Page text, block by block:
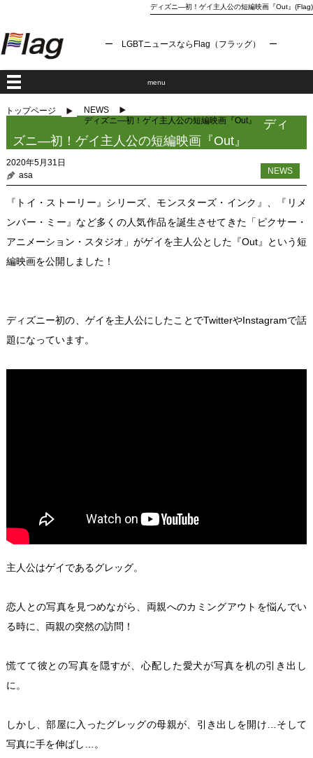
ディズニ―初！ゲイ主人公の短編映画『Out』(Flag)
ー LGBTニュースならFlag（フラッグ） ー
menu
トップページ
NEWS
ディズニ―初！ゲイ主人公の短編映画『Out』
ディ
ズニ―初！ゲイ主人公の短編映画『Out』
NEWS
2020年5月31日
asa
『トイ・ストーリー』シリーズ、モンスターズ・インク』、『リメ
ンバー・ミー』など多くの人気作品を誕生させてきた「ピクサー・
アニメーション・スタジオ」がゲイを主人公とした『Out』という短
編映画を公開しました！
ディズニー初の、ゲイを主人公にしたことでTwitterやInstagramで話
題になっています。
主人公はゲイであるグレッグ。
恋人との写真を見つめながら、両親へのカミングアウトを悩んでい
る時に、両親の突然の訪問！
慌てて彼との写真を隠すが、心配した愛犬が写真を机の引き出し
に。
しかし、部屋に入ったグレッグの母親が、引き出しを開け…そして
写真に手を伸ばし…。